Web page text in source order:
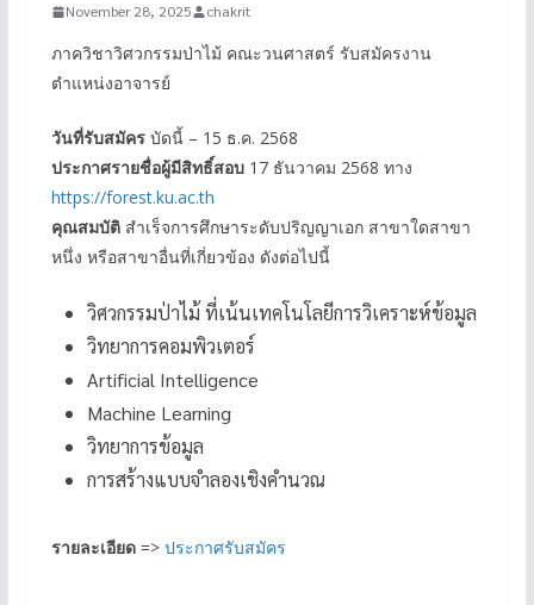
November 28, 2025 chakrit
ภาควิชาวิศวกรรมป่าไม้ คณะวนศาสตร์ รับสมัครงาน
ตำแหน่งอาจารย์
วันที่รับสมัครบัดนี้ – 15 ธ.ค. 2568
ประกาศรายชื่อผู้มีสิทธิ์สอบ17 ธันวาคม 2568 ทาง
https://forest.ku.ac.th
คุณสมบัติสำเร็จการศึกษาระดับปริญญาเอก สาขาใดสาขา
หนึ่ง หรือสาขาอื่นที่เกี่ยวข้อง ดังต่อไปนี้
วิศวกรรมป่าไม้ ที่เน้นเทคโนโลยีการวิเคราะห์ข้อมูล
วิทยาการคอมพิวเตอร์
Artificial Intelligence
Machine Learning
วิทยาการข้อมูล
การสร้างแบบจำลองเชิงคำนวณ
รายละเอียด=> ประกาศรับสมัคร